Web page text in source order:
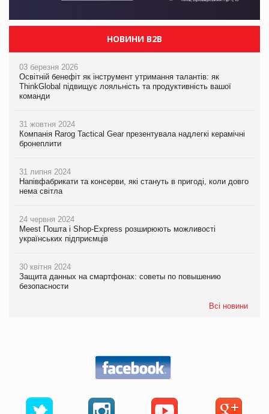
НОВИНИ B2B
03 березня 2026
Освітній бенефіт як інструмент утримання талантів: як
ThinkGlobal підвищує лояльність та продуктивність вашої
команди
31 жовтня 2024
Компанія Rarog Tactical Gear презентувала надлегкі керамічні
бронеплити
31 липня 2024
Напівфабрикати та консерви, які стануть в пригоді, коли довго
нема світла
24 червня 2024
Meest Пошта і Shop-Express розширюють можливості
українських підприємців
30 квітня 2024
Защита данных на смартфонах: советы по повышению
безопасности
Всі новини